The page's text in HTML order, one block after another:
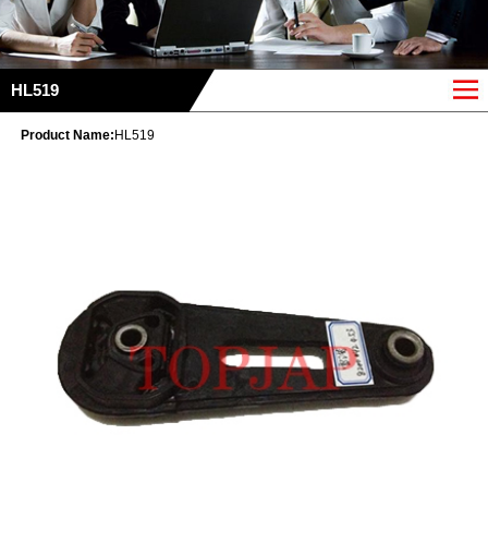
HL519
Product Name: HL519